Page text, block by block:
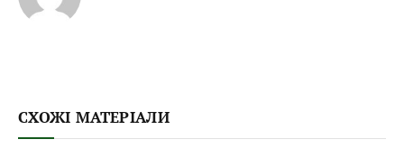
СХОЖІ МАТЕРІАЛИ